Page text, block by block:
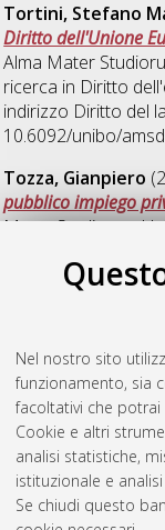
Nel nostro sito
funzionamento, sia
facoltativi che
Cookie e altri
analisi statistiche,
istituzionale e
Se chiudi questo
Tortini, Stefano
Diritto dell'Unione
Alma Mater
ricerca in Diritto
indirizzo Diritto del
10.6092/unibo/
Tozza, Gianpiero
pubblico impiego
Mater Studiorum
Vincieri, Martina
cooperativa:
thesis], Alma Mater
Dottorato di
10.6092/unibo/
Questa lista e'